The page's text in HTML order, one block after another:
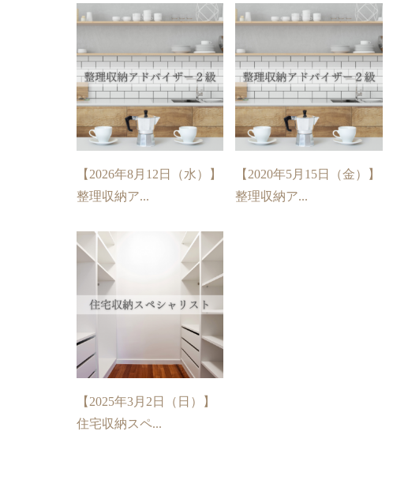
【2026年8月12日（水）】
整理収納ア...
【2020年5月15日（金）】
整理収納ア...
【2025年3月2日（日）】
住宅収納スペ...